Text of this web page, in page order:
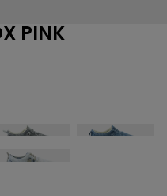
PINK